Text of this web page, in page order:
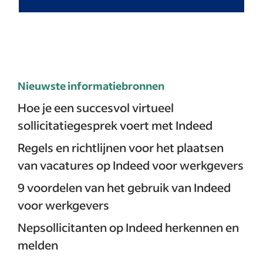
Nieuwste informatiebronnen
Hoe je een succesvol virtueel
sollicitatiegesprek voert met Indeed
Regels en richtlijnen voor het plaatsen
van vacatures op Indeed voor werkgevers
9 voordelen van het gebruik van Indeed
voor werkgevers
Nep­sollicitanten op Indeed herkennen en
melden